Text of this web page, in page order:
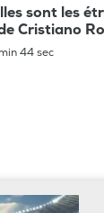
sont les
Cristiano
44 sec